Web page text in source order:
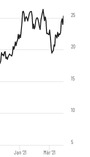
Jan '21 Mär '21
5
10
15
20
25